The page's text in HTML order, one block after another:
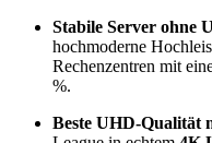
Stabile Server ohne
hochmoderne
Rechenzentren mit
%.
Beste UHD-Qualität